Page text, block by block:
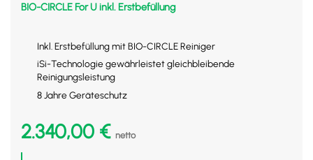
BIO-CIRCLE For U inkl. Erstbefüllung
Inkl. Erstbefüllung mit BIO-CIRCLE Reiniger
iSi-Technologie gewährleistet gleichbleibende
Reinigungsleistung
8 Jahre Geräteschutz
2.340,00 € netto